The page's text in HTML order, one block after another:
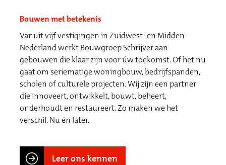
Bouwen met betekenis
Vanuit vijf vestigingen in Zuidwest- en Midden-
Nederland werkt Bouwgroep Schrijver aan
gebouwen die klaar zijn voor úw toekomst. Of het nu
gaat om seriematige woningbouw, bedrijfspanden,
scholen of culturele projecten. Wij zijn een partner
die innoveert, ontwikkelt, bouwt, beheert,
onderhoudt en restaureert. Zo maken we het
verschil. Nu én later.
Leer ons kennen